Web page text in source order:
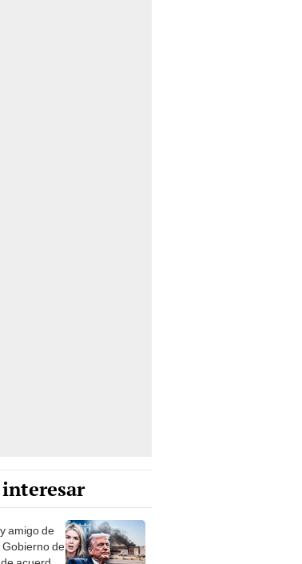
amigo de
Gobierno de